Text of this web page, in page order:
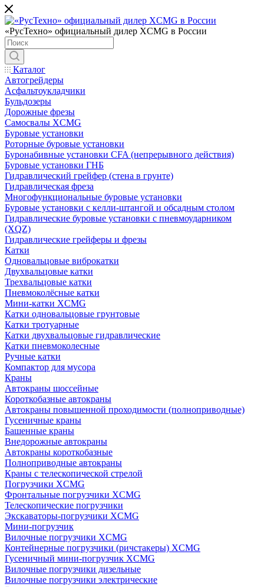
«РусТехно» официальный дилер XCMG в России
Каталог
Автогрейдеры
Асфальтоукладчики
Бульдозеры
Дорожные фрезы
Самосвалы XCMG
Буровые установки
Роторные буровые установки
Буронабивные установки CFA (непрерывного действия)
Буровые установки ГНБ
Гидравлический грейфер (стена в грунте)
Гидравлическая фреза
Многофункциональные буровые установки
Буровые установки с келли-штангой и обсадным столом
Гидравлические буровые установки с пневмоударником
(XQZ)
Гидравлические грейферы и фрезы
Катки
Одновальцовые виброкатки
Двухвальцовые катки
Трехвальцовые катки
Пневмоколёсные катки
Мини-катки XCMG
Катки одновальцовые грунтовые
Катки тротуарные
Катки двухвальцовые гидравлические
Катки пневмоколесные
Ручные катки
Компактор для мусора
Краны
Автокраны шоссейные
Короткобазные автокраны
Автокраны повышенной проходимости (полноприводные)
Гусеничные краны
Башенные краны
Внедорожные автокраны
Автокраны короткобазные
Полноприводные автокраны
Краны с телескопической стрелой
Погрузчики XCMG
Фронтальные погрузчики XCMG
Телескопические погрузчики
Экскаваторы-погрузчики XCMG
Мини-погрузчик
Вилочные погрузчики XCMG
Контейнерные погрузчики (ричстакеры) XCMG
Гусеничный мини-погрузчик XCMG
Вилочные погрузчики дизельные
Вилочные погрузчики электрические